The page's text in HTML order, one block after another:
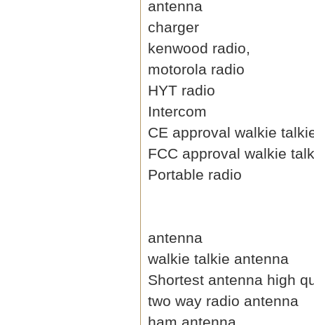
antenna
charger
kenwood radio,
motorola radio
HYT radio
Intercom
CE approval walkie
FCC approval walkie
Portable radio
antenna
walkie talkie antenna
Shortest antenna high
two way radio antenna